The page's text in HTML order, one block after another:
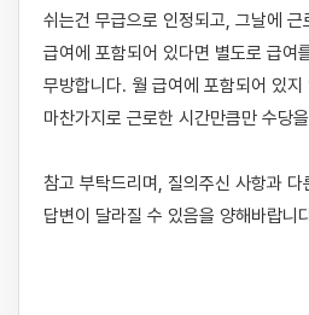
쉬는건 무급으로 인정되고, 그날에
급여에 포함되어 있다면 별도로 급여
무방합니다. 월 급여에 포함되어 있
마찬가지로 근로한 시간만큼만 수당
참고 부탁드리며, 질의주신 사항과
답변이 달라질 수 있음을 양해바랍니